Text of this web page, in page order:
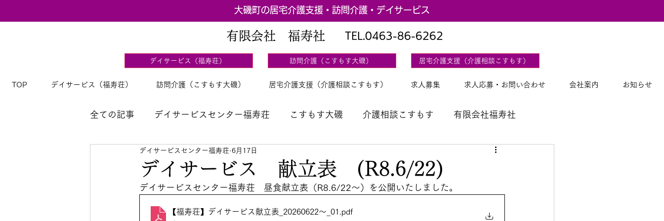
大磯町の居宅介護支援・訪問介護・デイサービス
有限会社 福寿社 TEL. 0463-86-6262
デイサービス（福寿荘） 訪問介護（こすもす大磯） 居宅介護支援（介護相談こすもす）
TOP デイサービス（福寿荘） 訪問介護（こすもす大磯） 居宅介護支援（介護相談こすもす） 求人募集 求人応募・お問い合わせ 会社案内 お知らせ
全ての記事 デイサービスセンター福寿荘 こすもす大磯 介護相談こすもす 有限会社福寿社
【福寿荘】デイサービス献立表
デイサービス 献立表 (R8.6/22)
デイサービスセンター福寿荘 6月17日
デイサービスセンター福寿荘　昼食献立表（R8.6/22～）を公開いたしました。
【福寿荘】デイサービス献立表_20260622～_01 .pdf